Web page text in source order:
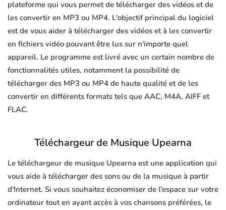
plateforme qui vous permet de télécharger des vidéos et de
les convertir en MP3 ou MP4. L'objectif principal du logiciel
est de vous aider à télécharger des vidéos et à les convertir
en fichiers vidéo pouvant être lus sur n'importe quel
appareil. Le programme est livré avec un certain nombre de
fonctionnalités utiles, notamment la possibilité de
télécharger des MP3 ou MP4 de haute qualité et de les
convertir en différents formats tels que AAC, M4A, AIFF et
FLAC.
Téléchargeur de Musique Upearna
Le téléchargeur de musique Upearna est une application qui
vous aide à télécharger des sons ou de la musique à partir
d'Internet. Si vous souhaitez économiser de l'espace sur votre
ordinateur tout en ayant accès à vos chansons préférées, le